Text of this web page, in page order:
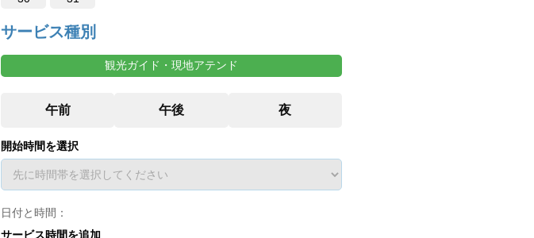
サービス種別
観光ガイド・現地アテンド
開始時間を選択
日付と時間：
サービス時間を追加